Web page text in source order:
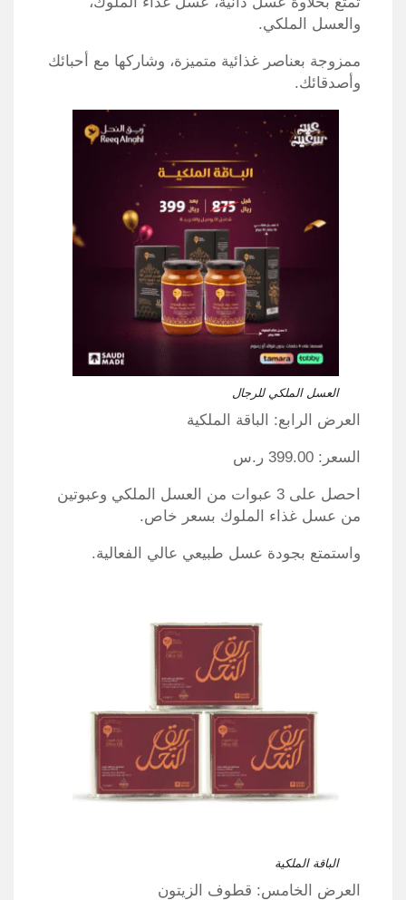
والعسل الملكي.
ممزوجة بعناصر غذائية متميزة، وشاركها مع أحبائك
وأصدقائك.
العسل الملكي للرجال
العرض الرابع: الباقة الملكية
السعر: 399.00 ر.س
احصل على 3 عبوات من العسل الملكي وعبوتين
من عسل غذاء الملوك بسعر خاص.
واستمتع بجودة عسل طبيعي عالي الفعالية.
الباقة الملكية
العرض الخامس: قطوف الزيتون